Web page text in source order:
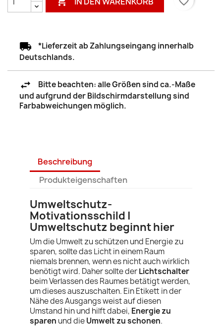
*Lieferzeit ab Zahlungseingang innerhalb
Deutschlands.
Bitte beachten: alle Größen sind ca.-Maße
und aufgrund der Bildschirmdarstellung sind
Farbabweichungen möglich.
Beschreibung
Produkteigenschaften
Umweltschutz-
Motivationsschild |
Umweltschutz beginnt hier
Um die Umwelt zu schützen und Energie zu
sparen, sollte das Licht in einem Raum
niemals brennen, wenn es nicht auch wirklich
benötigt wird. Daher sollte derLichtschalter
beim Verlassen des Raumes betätigt werden,
um dieses auszuschalten. Ein Etikett in der
Nähe des Ausgangs weist auf diesen
Umstand hin und hilft dabei, Energie zu
sparen und dieUmwelt zu schonen.